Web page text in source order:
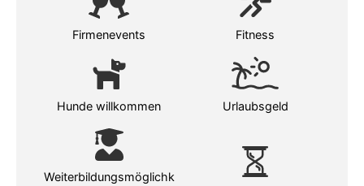
Firmenevents Fitness
Hunde willkommen Urlaubsgeld
Weiterbildungsmöglichk